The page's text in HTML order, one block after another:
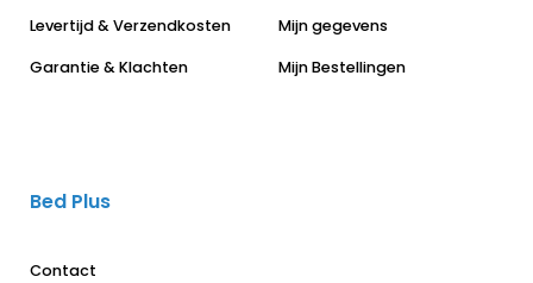
Levertijd & Verzendkosten
Garantie & Klachten
Mijn gegevens
Mijn Bestellingen
Bed Plus
Contact